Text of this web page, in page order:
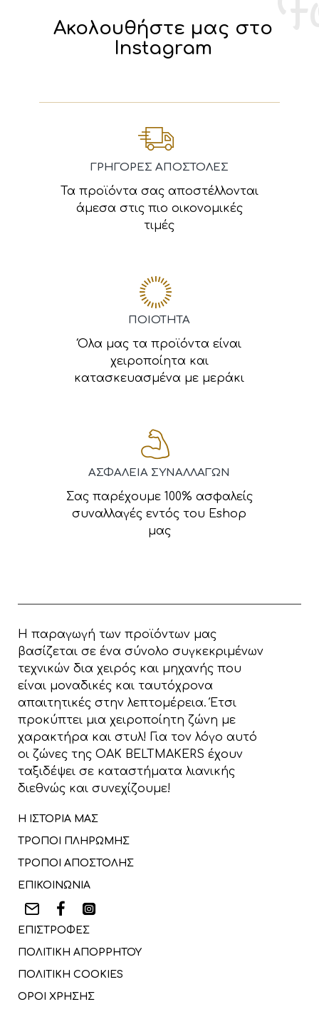
Ακολουθήστε μας στο
Instagram
ΓΡΗΓΟΡΕΣ ΑΠΟΣΤΟΛΕΣ
Τα προϊόντα σας αποστέλλονται
άμεσα στις πιο οικονομικές
τιμές
ΠΟΙΟΤΗΤΑ
Όλα μας τα προϊόντα είναι
χειροποίητα και
κατασκευασμένα με μεράκι
ΑΣΦΑΛΕΙΑ ΣΥΝΑΛΛΑΓΩΝ
Σας παρέχουμε 100% ασφαλείς
συναλλαγές εντός του Eshop
μας
Η παραγωγή των προϊόντων μας
βασίζεται σε ένα σύνολο συγκεκριμένων
τεχνικών δια χειρός και μηχανής που
είναι μοναδικές και ταυτόχρονα
απαιτητικές στην λεπτομέρεια. Έτσι
προκύπτει μια χειροποίητη ζώνη με
χαρακτήρα και στυλ! Για τον λόγο αυτό
οι ζώνες της OAK BELTMAKERS έχουν
ταξιδέψει σε καταστήματα λιανικής
διεθνώς και συνεχίζουμε!
Η ΙΣΤΟΡΙΑ ΜΑΣ
ΤΡΟΠΟΙ ΠΛΗΡΩΜΗΣ
ΤΡΟΠΟΙ ΑΠΟΣΤΟΛΗΣ
ΕΠΙΚΟΙΝΩΝΙΑ
ΕΠΙΣΤΡΟΦΕΣ
ΠΟΛΙΤΙΚΗ ΑΠΟΡΡΗΤΟΥ
ΠΟΛΙΤΙΚΗ COOKIES
ΟΡΟΙ ΧΡΗΣΗΣ